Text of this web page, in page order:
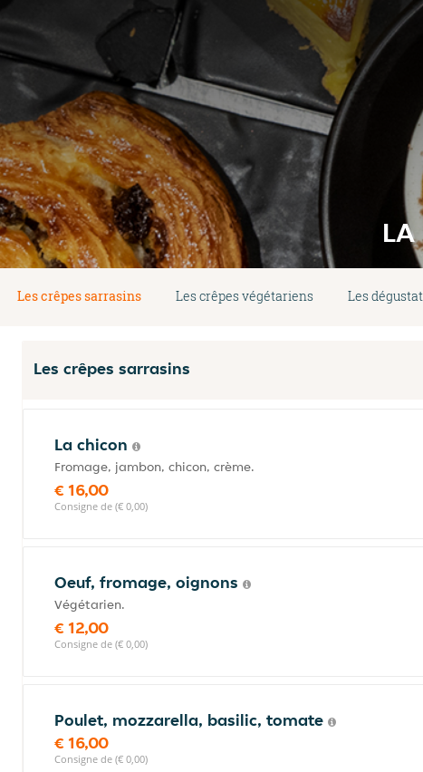
LA
Les crêpes sarrasins Les crêpes végétariens Les
Les crêpes sarrasins
La chicon
Fromage, jambon, chicon, crème.
€ 16,00
Consigne de (€ 0,00)
Oeuf, fromage, oignons
Végétarien.
€ 12,00
Consigne de (€ 0,00)
Poulet, mozzarella, basilic, tomate
€ 16,00
Consigne de (€ 0,00)